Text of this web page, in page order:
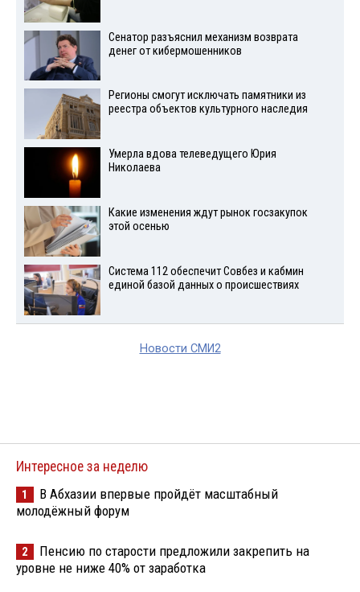
Сенатор разъяснил механизм возврата
денег от кибермошенников
Регионы смогут исключать памятники из
реестра объектов культурного наследия
Умерла вдова телеведущего Юрия
Николаева
Какие изменения ждут рынок госзакупок
этой осенью
Система 112 обеспечит Совбез и кабмин
единой базой данных о происшествиях
Новости СМИ2
Интересное за неделю
1
В Абхазии впервые пройдёт масштабный
молодёжный форум
2
Пенсию по старости предложили закрепить на
уровне не ниже 40% от заработка